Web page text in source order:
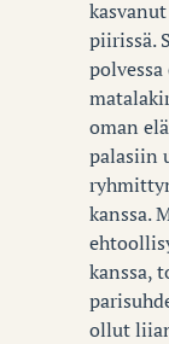
piirissä.
oman
palasiin
kanssa.
kanssa,
ollut